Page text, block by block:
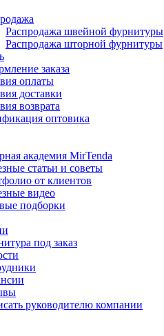
Распродажа швейной фурнитуры
Распродажа шторной фурнитуры
заказа
оплаты
доставки
возврата
оптовика
академия MirTenda
статьи и советы
от клиентов
видео
подборки
под заказ
руководителю компании